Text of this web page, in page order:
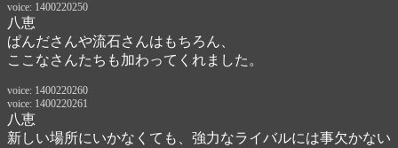
voice: 1400220250
八恵
ぱんださんや流石さんはもちろん、
ここなさんたちも加わってくれました。
voice: 1400220260
voice: 1400220261
八恵
新しい場所にいかなくても、強力なライバルには事欠かない